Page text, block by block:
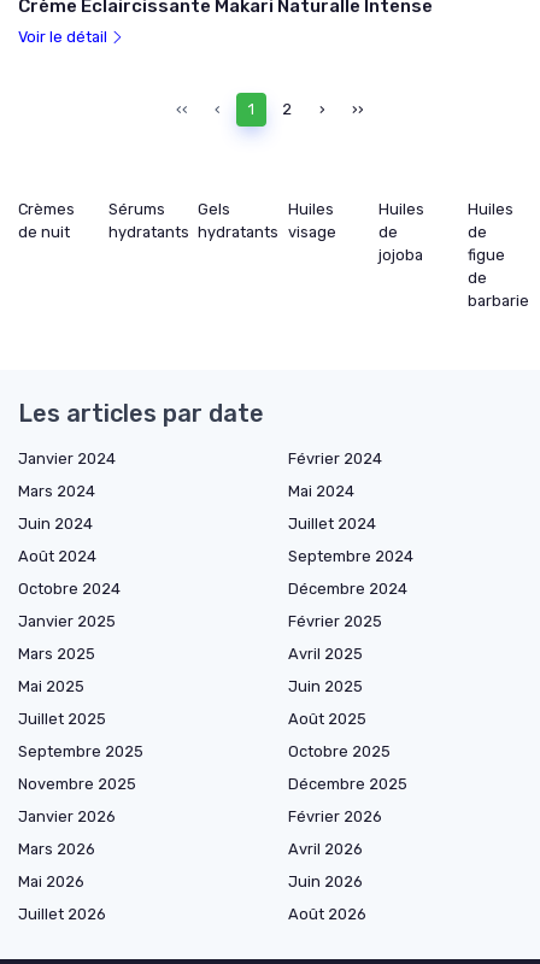
Crème Éclaircissante Makari Naturalle Intense
Voir le détail
‹‹ ‹ 1 2 › ››
Crèmes
de nuit
Sérums
hydratants
Gels
hydratants
Huiles
visage
Huiles
de
jojoba
Huiles
de
figue
de
barbarie
Les articles par date
Janvier 2024
Février 2024
Mars 2024
Mai 2024
Juin 2024
Juillet 2024
Août 2024
Septembre 2024
Octobre 2024
Décembre 2024
Janvier 2025
Février 2025
Mars 2025
Avril 2025
Mai 2025
Juin 2025
Juillet 2025
Août 2025
Septembre 2025
Octobre 2025
Novembre 2025
Décembre 2025
Janvier 2026
Février 2026
Mars 2026
Avril 2026
Mai 2026
Juin 2026
Juillet 2026
Août 2026